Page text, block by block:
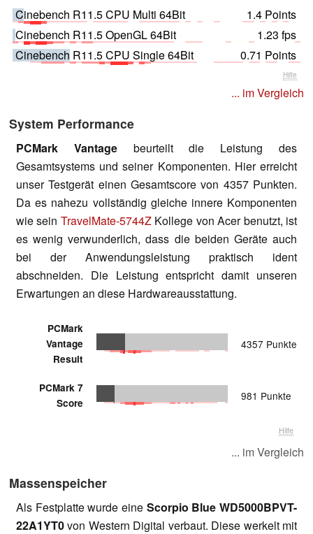
Cinebench R11.5 CPU Multi 64Bit
1.4 Points
Cinebench R11.5 OpenGL 64Bit
1.23 fps
Cinebench R11.5 CPU Single 64Bit
0.71 Points
Hilfe
... im Vergleich
System Performance
PCMark Vantagebeurteilt die Leistung des
Gesamtsystems und seiner Komponenten. Hier erreicht
unser Testgerät einen Gesamtscore von 4357 Punkten.
Da es nahezu vollständig gleiche innere Komponenten
wie sein TravelMate-5744ZKollege von Acer benutzt, ist
es wenig verwunderlich, dass die beiden Geräte auch
bei der Anwendungsleistung praktisch ident
abschneiden. Die Leistung entspricht damit unseren
Erwartungen an diese Hardwareausstattung.
PCMark
Vantage
Result
4357 Punkte
PCMark 7
Score
981 Punkte
Hilfe
... im Vergleich
Massenspeicher
Als Festplatte wurde eine Scorpio Blue WD5000BPVT-
22A1YT0von Western Digital verbaut. Diese werkelt mit